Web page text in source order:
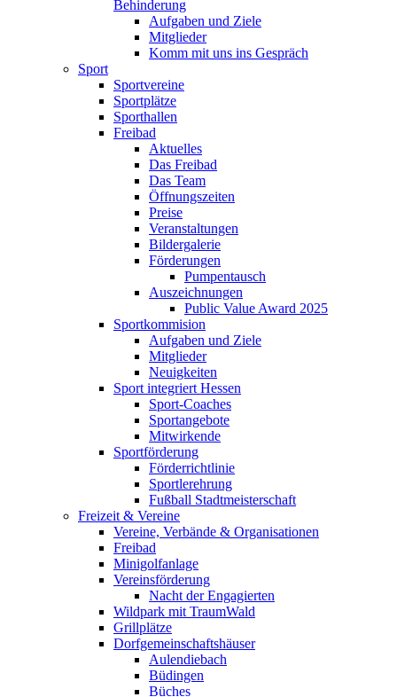
Behinderung
Aufgaben und Ziele
Mitglieder
Komm mit uns ins Gespräch
Sport
Sportvereine
Sportplätze
Sporthallen
Freibad
Aktuelles
Das Freibad
Das Team
Öffnungszeiten
Preise
Veranstaltungen
Bildergalerie
Förderungen
Pumpentausch
Auszeichnungen
Public Value Award 2025
Sportkommision
Aufgaben und Ziele
Mitglieder
Neuigkeiten
Sport integriert Hessen
Sport-Coaches
Sportangebote
Mitwirkende
Sportförderung
Förderrichtlinie
Sportlerehrung
Fußball Stadtmeisterschaft
Freizeit & Vereine
Vereine, Verbände & Organisationen
Freibad
Minigolfanlage
Vereinsförderung
Nacht der Engagierten
Wildpark mit TraumWald
Grillplätze
Dorfgemeinschaftshäuser
Aulendiebach
Büdingen
Büches